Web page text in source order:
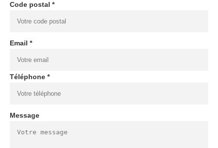
Code postal *
Email *
Téléphone *
Message